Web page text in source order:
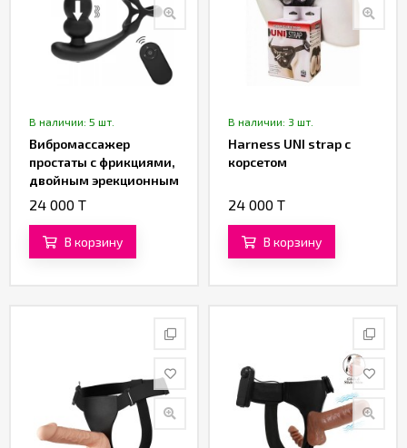
В наличии: 5 шт.
Вибромассажер
простаты с фрикциями,
двойным эрекционным
кольцом и пультом ДУ
24 000 T
В корзину
В наличии: 3 шт.
Harness UNI strap с
корсетом
24 000 T
В корзину